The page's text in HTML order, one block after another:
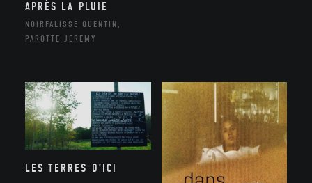
APRÈS LA PLUIE
NOIRFALISSE QUENTIN,
PAROTTE JEREMY
LES TERRES D’ICI